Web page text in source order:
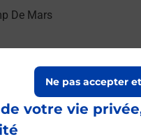
votre vie
Ne pas accepter
De Mars
La Poste
nouvel onglet